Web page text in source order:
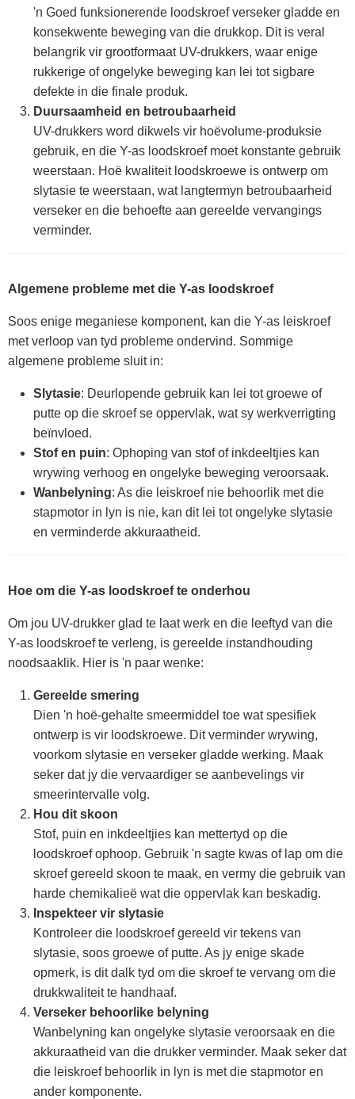
'n Goed funksionerende loodskroef verseker gladde en
konsekwente beweging van die drukkop. Dit is veral
belangrik vir grootformaat UV-drukkers, waar enige
rukkerige of ongelyke beweging kan lei tot sigbare
defekte in die finale produk.
Duursaamheid en betroubaarheid
UV-drukkers word dikwels vir hoëvolume-produksie
gebruik, en die Y-as loodskroef moet konstante gebruik
weerstaan. Hoë kwaliteit loodskroewe is ontwerp om
slytasie te weerstaan, wat langtermyn betroubaarheid
verseker en die behoefte aan gereelde vervangings
verminder.
Algemene probleme met die Y-as loodskroef
Soos enige meganiese komponent, kan die Y-as leiskroef
met verloop van tyd probleme ondervind. Sommige
algemene probleme sluit in:
Slytasie: Deurlopende gebruik kan lei tot groewe of
putte op die skroef se oppervlak, wat sy werkverrigting
beïnvloed.
Stof en puin: Ophoping van stof of inkdeeltjies kan
wrywing verhoog en ongelyke beweging veroorsaak.
Wanbelyning: As die leiskroef nie behoorlik met die
stapmotor in lyn is nie, kan dit lei tot ongelyke slytasie
en verminderde akkuraatheid.
Hoe om die Y-as loodskroef te onderhou
Om jou UV-drukker glad te laat werk en die leeftyd van die
Y-as loodskroef te verleng, is gereelde instandhouding
noodsaaklik. Hier is 'n paar wenke:
Gereelde smering
Dien 'n hoë-gehalte smeermiddel toe wat spesifiek
ontwerp is vir loodskroewe. Dit verminder wrywing,
voorkom slytasie en verseker gladde werking. Maak
seker dat jy die vervaardiger se aanbevelings vir
smeerintervalle volg.
Hou dit skoon
Stof, puin en inkdeeltjies kan mettertyd op die
loodskroef ophoop. Gebruik 'n sagte kwas of lap om die
skroef gereeld skoon te maak, en vermy die gebruik van
harde chemikalieë wat die oppervlak kan beskadig.
Inspekteer vir slytasie
Kontroleer die loodskroef gereeld vir tekens van
slytasie, soos groewe of putte. As jy enige skade
opmerk, is dit dalk tyd om die skroef te vervang om die
drukkwaliteit te handhaaf.
Verseker behoorlike belyning
Wanbelyning kan ongelyke slytasie veroorsaak en die
akkuraatheid van die drukker verminder. Maak seker dat
die leiskroef behoorlik in lyn is met die stapmotor en
ander komponente.